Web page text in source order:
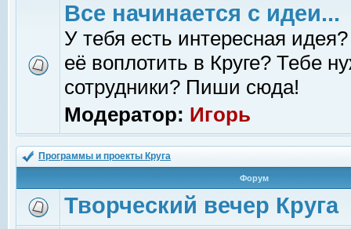
Все начинается с идеи...
У тебя есть интересная
её воплотить в Круге? Тебе
сотрудники? Пиши сюда!
Модератор: Игорь
Программы и проекты Круга
Форум
Творческий вечер Круга